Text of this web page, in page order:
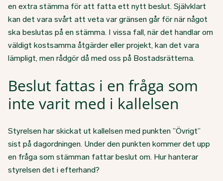
en extra stämma för att fatta ett nytt beslut. Självklart
kan det vara svårt att veta var gränsen går för när något
ska beslutas på en stämma. I vissa fall, när det handlar om
väldigt kostsamma åtgärder eller projekt, kan det vara
lämpligt, men rådgör då med oss på Bostadsrätterna.
Beslut fattas i en fråga som
inte varit med i kallelsen
Styrelsen har skickat ut kallelsen med punkten ”Övrigt”
sist på dagordningen. Under den punkten kommer det upp
en fråga som stämman fattar beslut om. Hur hanterar
styrelsen det i efterhand?